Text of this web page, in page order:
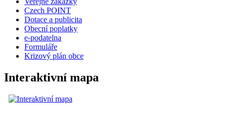
Czech POINT
Dotace a publicita
Obecní poplatky
e-podatelna
Formuláře
Krizový plán obce
Interaktivní mapa